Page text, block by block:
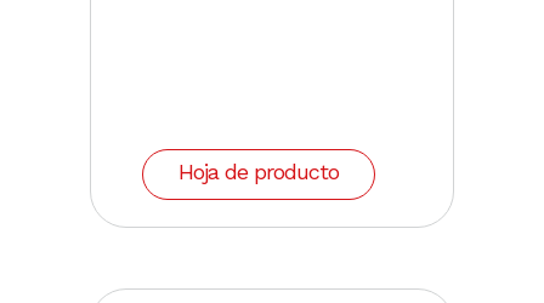
Hoja de producto